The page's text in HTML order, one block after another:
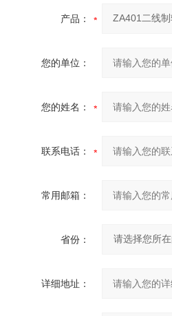
产品：
您的单位：
您的姓名：
联系电话：
常用邮箱：
省份：
详细地址：